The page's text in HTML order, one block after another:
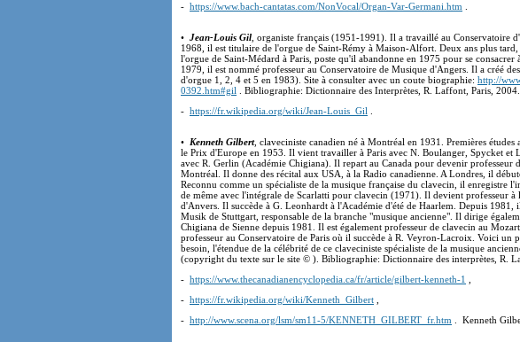
- https://www.bach-cantatas.com/NonVocal/Organ-Var-Germani.htm
• Jean-Louis Gil , organiste français (1951-1991). Il a travaillé au Conservatoire
1968, il est titulaire de l'orgue de Saint-Rémy à Maison-Alfort. Deux ans plus
l'orgue de Saint-Médard à Paris, poste qu'il abandonne en 1975 pour se consacrer
1979, il est nommé professeur au Conservatoire de Musique d'Angers. Il a créé
d'orgue 1, 2, 4 et 5 en 1983). Site à consulter avec un coute biographie: http://
0392.htm#gil . Bibliographie: Dictionnaire des Interprètes, R. Laffont, Paris,
- https://fr.wikipedia.org/wiki/Jean-Louis_Gil
• Kenneth Gilbert, claveciniste canadien né à Montréal en 1931. Premières
le Prix d'Europe en 1953. Il vient travailler à Paris avec N. Boulanger, Spycket et
avec R. Gerlin (Académie Chigiana). Il repart au Canada pour devenir professeur
Montréal. Il donne des récital aux USA, à la Radio canadienne. A Londres, il
Reconnu comme un spécialiste de la musique française du clavecin, il enregistre
de même avec l'intégrale de Scarlatti pour clavecin (1971). Il devient professeur
d'Anvers. Il succède à G. Leonhardt à l'Académie d'été de Haarlem. Depuis 1981,
Musik de Stuttgart, responsable de la branche "musique ancienne". Il dirige
Chigiana de Sienne depuis 1981. Il est également professeur de clavecin au
professeur au Conservatoire de Paris où il succède à R. Veyron-Lacroix. Voici un
besoin, l'étendue de la célébrité de ce claveciniste spécialiste de la musique
(copyright du texte sur le site © ). Bibliographie: Dictionnaire des interprètes, R.
- https://www.thecanadianencyclopedia.ca/fr/article/gilbert-kenneth-1
- https://fr.wikipedia.org/wiki/Kenneth_Gilbert
- http://www.scena.org/lsm/sm11-5/KENNETH_GILBERT_fr.htm . Kenneth